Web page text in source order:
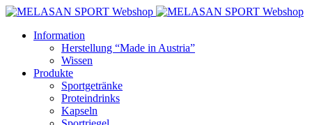
Information
Herstellung “Made in Austria”
Wissen
Produkte
Sportgetränke
Proteindrinks
Kapseln